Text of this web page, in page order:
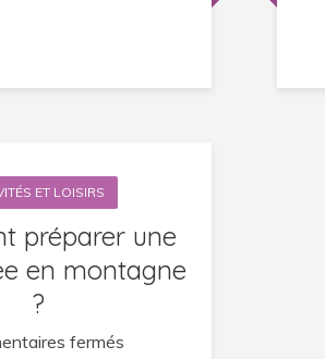
ET LOISIRS
préparer une
en montagne
?
ferméssur